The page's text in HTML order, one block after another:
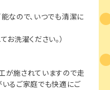
なので、いつでも清潔に
お洗濯ください。）
が施されていますので走
るご家庭でも快適にご